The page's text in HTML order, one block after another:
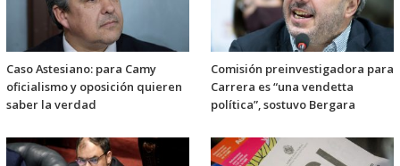
Caso Astesiano: para Camy
oficialismo y oposición quieren
saber la verdad
Comisión preinvestigadora para
Carrera es “una vendetta
política”, sostuvo Bergara